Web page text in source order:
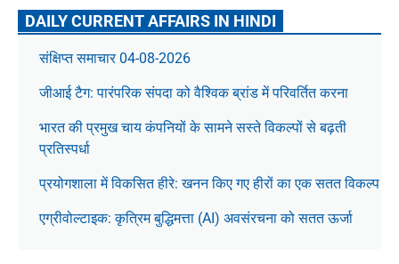
DAILY CURRENT AFFAIRS IN HINDI
संक्षिप्त समाचार 04-08-2026
जीआई टैग: पारंपरिक संपदा को वैश्विक ब्रांड में परिवर्तित करना
भारत की प्रमुख चाय कंपनियों के सामने सस्ते विकल्पों से बढ़ती
प्रतिस्पर्धा
प्रयोगशाला में विकसित हीरे: खनन किए गए हीरों का एक सतत विकल्प
एग्रीवोल्टाइक: कृत्रिम बुद्धिमत्ता (AI) अवसंरचना को सतत ऊर्जा